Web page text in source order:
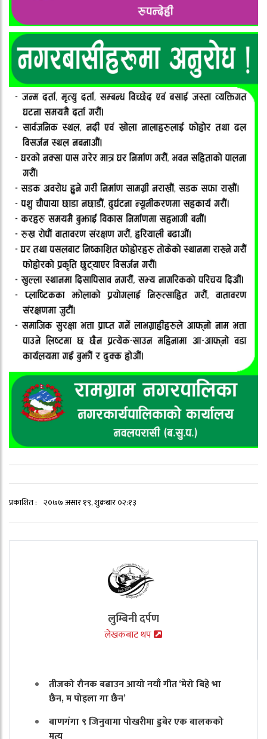
प्रकाशित : २०७७ असार १९, शुक्रबार ०२:१३
लुम्बिनी दर्पण
लेखकबाट थप
तीजको रौनक बढाउन आयो नयाँ गीत ‘मेरो बिहे भा
छैन, म पोइला गा छैन’
बाणगंगा ९ जिनुवामा पोखरीमा डुबेर एक बालकको